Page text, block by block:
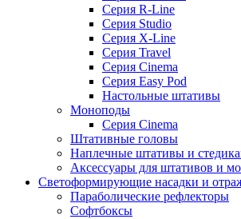
Серия R-Line
Серия Studio
Серия X-Line
Серия Travel
Серия Cinema
Серия Easy Pod
Настольные штативы
Моноподы
Серия Cinema
Штативные головы
Наплечные штативы и
Аксессуары для штативов и
Светоформирующие насадки и
Параболические рефлекторы
Софтбоксы